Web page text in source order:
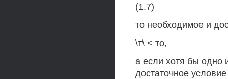
(1.7)
то необходимое и
\т\ < то,
а если хотя бы одно
достаточное